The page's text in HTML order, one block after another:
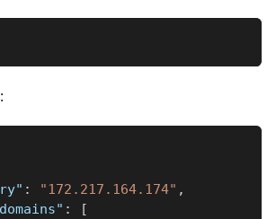
: "172.217.164.174" ,
:
[